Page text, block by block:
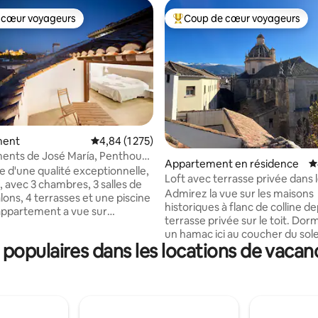
base de 1 499 commentaires : 4,95 sur 5
cœur voyageurs
voyageurs
Évaluation moyenne sur la base de 1 275
4,84 (1 275)
de José María, Penthouse
d'une qualité exceptionnelle,
avec 3 chambres, 3 salles de
4 terrasses et une piscine
a vue sur
intérieurs sont
un style contemporain, où
Coups de cœur voyageurs les
Coup de cœur voyageurs
Appartement en résidence
Loft avec terrasse privée dans
de Grenade
Admirez la vue sur les maisons
historiques à flanc de colline
terrasse privée sur le toit.
un hamac ici au coucher du
des CD dans une collection
impressionnante ou cuisinez
Nevada, où vous pourrez
dans les locations de